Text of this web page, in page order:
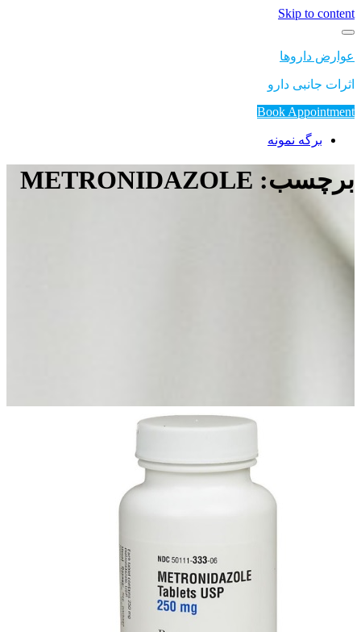
Skip to content
عوارض داروها
اثرات جانبی دارو
Book Appointment
برگه نمونه
برچسب: METRONIDAZOLE